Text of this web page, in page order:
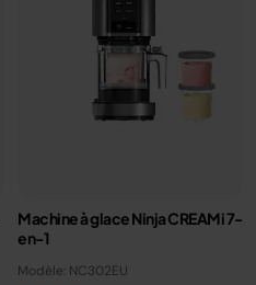
Machine à glace Ninja CREAMi 7-
en-1
Modèle: NC302EU